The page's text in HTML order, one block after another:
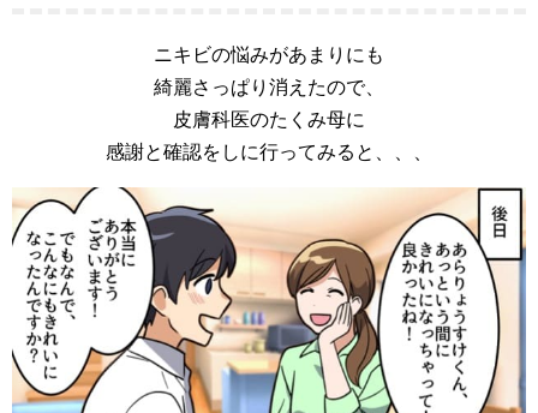
ニキビの悩みがあまりにも
綺麗さっぱり消えたので、
皮膚科医のたくみ母に
感謝と確認をしに行ってみると、、、